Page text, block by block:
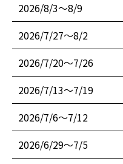
2026/8/3〜8/9
2026/7/27〜8/2
2026/7/20〜7/26
2026/7/13〜7/19
2026/7/6〜7/12
2026/6/29〜7/5